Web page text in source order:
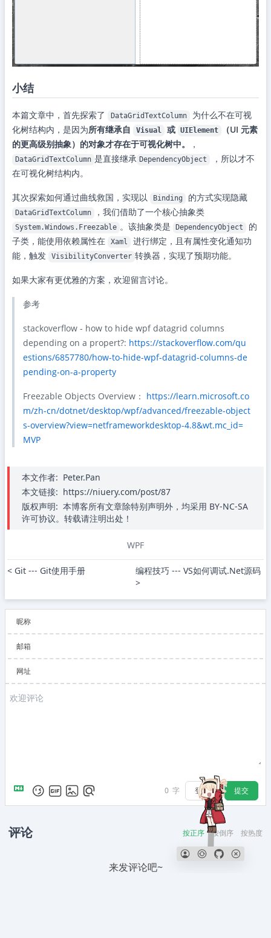
小结
本篇文章中，首先探索了 DataGridTextColumn
为什么不在可视
化树结构内，是因为所有继承自 Visual 或 UIElement
（UI 元素
的更高级别抽象）的对象才存在于可视化树中。
，
DataGridTextColumn 是直接继承 DependencyObject
，所以才不
在可视化树结构内。
其次探索如何通过曲线救国，实现以 Binding 的方式实现隐藏
DataGridTextColumn ，我们借助了一个核心抽象类
System.Windows.Freezable 。该抽象类是 DependencyObject
的
子类，能使用依赖属性在
Xaml
进行绑定，且有属性变化通知功
能，触发
VisibilityConverter 转换器，实现了预期功能。
如果大家有更优雅的方案，欢迎留言讨论。
参考
stackoverflow - how to hide wpf datagrid columns
depending on a propert?: https://stackoverflow.com/qu
estions/6857780/how-to-hide-wpf-datagrid-columns-de
pending-on-a-property
Freezable Objects Overview： https://learn.microsoft.co
m/zh-cn/dotnet/desktop/wpf/advanced/freezable-object
s-overview?view=netframeworkdesktop-4.8&wt.mc_id=
MVP
本文作者: Peter.Pan
本文链接: https://niuery.com/post/87
版权声明: 本博客所有文章除特别声明外，均采用 BY-NC-SA
许可协议。转载请注明出处！
WPF
< Git --- Git使用手册
编程技巧 --- VS如何调试.Net源码
>
昵称
邮箱
网址
0 字 登录 提交
评论 按正序 按倒序 按热度
来发评论吧~